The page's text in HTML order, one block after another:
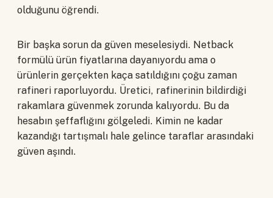
olduğunu öğrendi.
Bir başka sorun da güven meselesiydi. Netback
formülü ürün fiyatlarına dayanıyordu ama o
ürünlerin gerçekten kaça satıldığını çoğu zaman
rafineri raporluyordu. Üretici, rafinerinin bildirdiği
rakamlara güvenmek zorunda kalıyordu. Bu da
hesabın şeffaflığını gölgeledi. Kimin ne kadar
kazandığı tartışmalı hale gelince taraflar arasındaki
güven aşındı.